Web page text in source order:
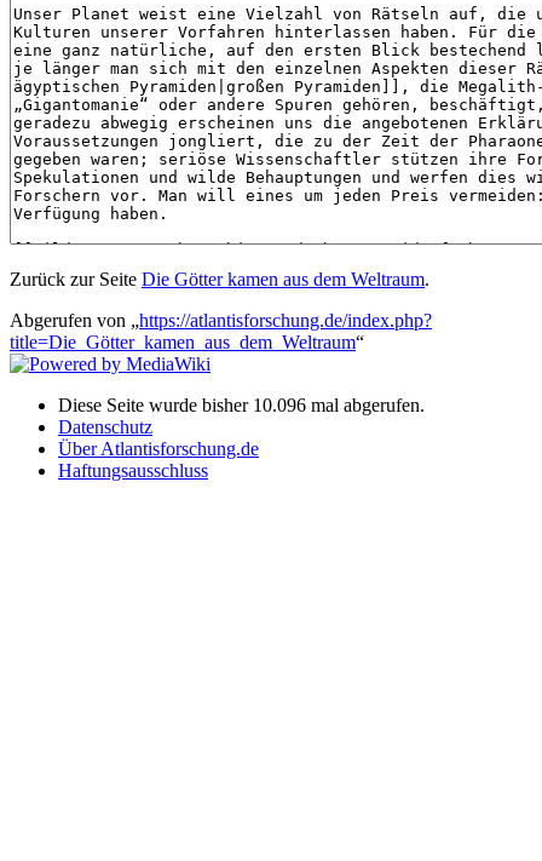
Zurück zur Seite Die Götter kamen aus dem Weltraum.
Abgerufen von „https://atlantisforschung.de/index.php?
title=Die_Götter_kamen_aus_dem_Weltraum“
Diese Seite wurde bisher 10.096 mal abgerufen.
Datenschutz
Über Atlantisforschung.de
Haftungsausschluss